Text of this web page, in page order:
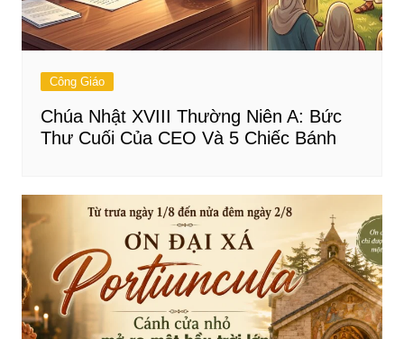
Công Giáo
Chúa Nhật XVIII Thường Niên A: Bức
Thư Cuối Của CEO Và 5 Chiếc Bánh